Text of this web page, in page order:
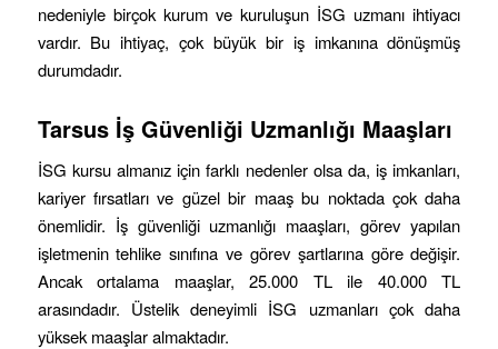
nedeniyle birçok kurum ve kuruluşun İSG uzmanı ihtiyacı
vardır. Bu ihtiyaç, çok büyük bir iş imkanına dönüşmüş
durumdadır.
Tarsus İş Güvenliği Uzmanlığı Maaşları
İSG kursu almanız için farklı nedenler olsa da, iş imkanları,
kariyer fırsatları ve güzel bir maaş bu noktada çok daha
önemlidir. İş güvenliği uzmanlığı maaşları, görev yapılan
işletmenin tehlike sınıfına ve görev şartlarına göre değişir.
Ancak ortalama maaşlar, 25.000 TL ile 40.000 TL
arasındadır. Üstelik deneyimli İSG uzmanları çok daha
yüksek maaşlar almaktadır.